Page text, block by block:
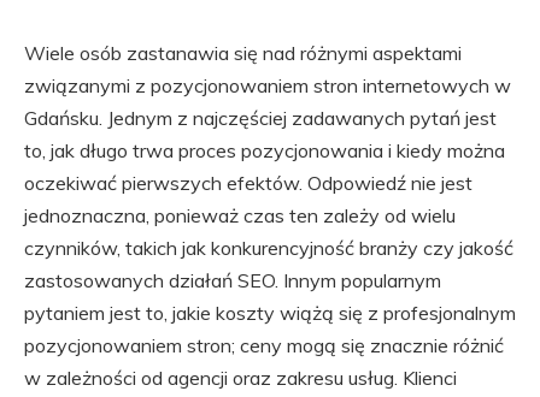
Wiele osób zastanawia się nad różnymi aspektami
związanymi z pozycjonowaniem stron internetowych w
Gdańsku. Jednym z najczęściej zadawanych pytań jest
to, jak długo trwa proces pozycjonowania i kiedy można
oczekiwać pierwszych efektów. Odpowiedź nie jest
jednoznaczna, ponieważ czas ten zależy od wielu
czynników, takich jak konkurencyjność branży czy jakość
zastosowanych działań SEO. Innym popularnym
pytaniem jest to, jakie koszty wiążą się z profesjonalnym
pozycjonowaniem stron; ceny mogą się znacznie różnić
w zależności od agencji oraz zakresu usług. Klienci